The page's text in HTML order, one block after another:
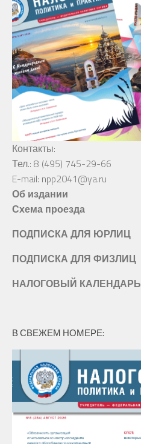
Контакты:
Тел.: 8 (495) 745-29-66
E-mail: npp2041@ya.ru
Об издании
Схема проезда
ПОДПИСКА ДЛЯ ЮРЛИЦ
ПОДПИСКА ДЛЯ ФИЗЛИЦ
НАЛОГОВЫЙ КАЛЕНДАРЬ
В СВЕЖЕМ НОМЕРЕ: